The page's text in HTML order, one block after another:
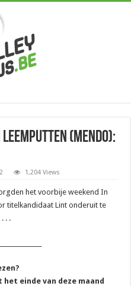
(Mendo):
1,204 Views
het voorbije weekend In
titelkandidaat Lint onderuit te
. .
einde van deze maand